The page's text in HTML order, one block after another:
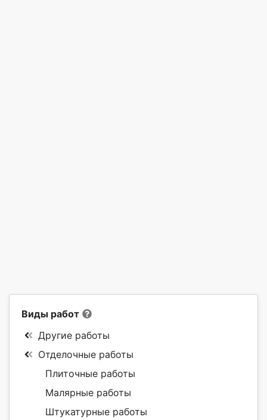
Виды работ
Другие работы
Отделочные работы
Плиточные работы
Малярные работы
Штукатурные работы